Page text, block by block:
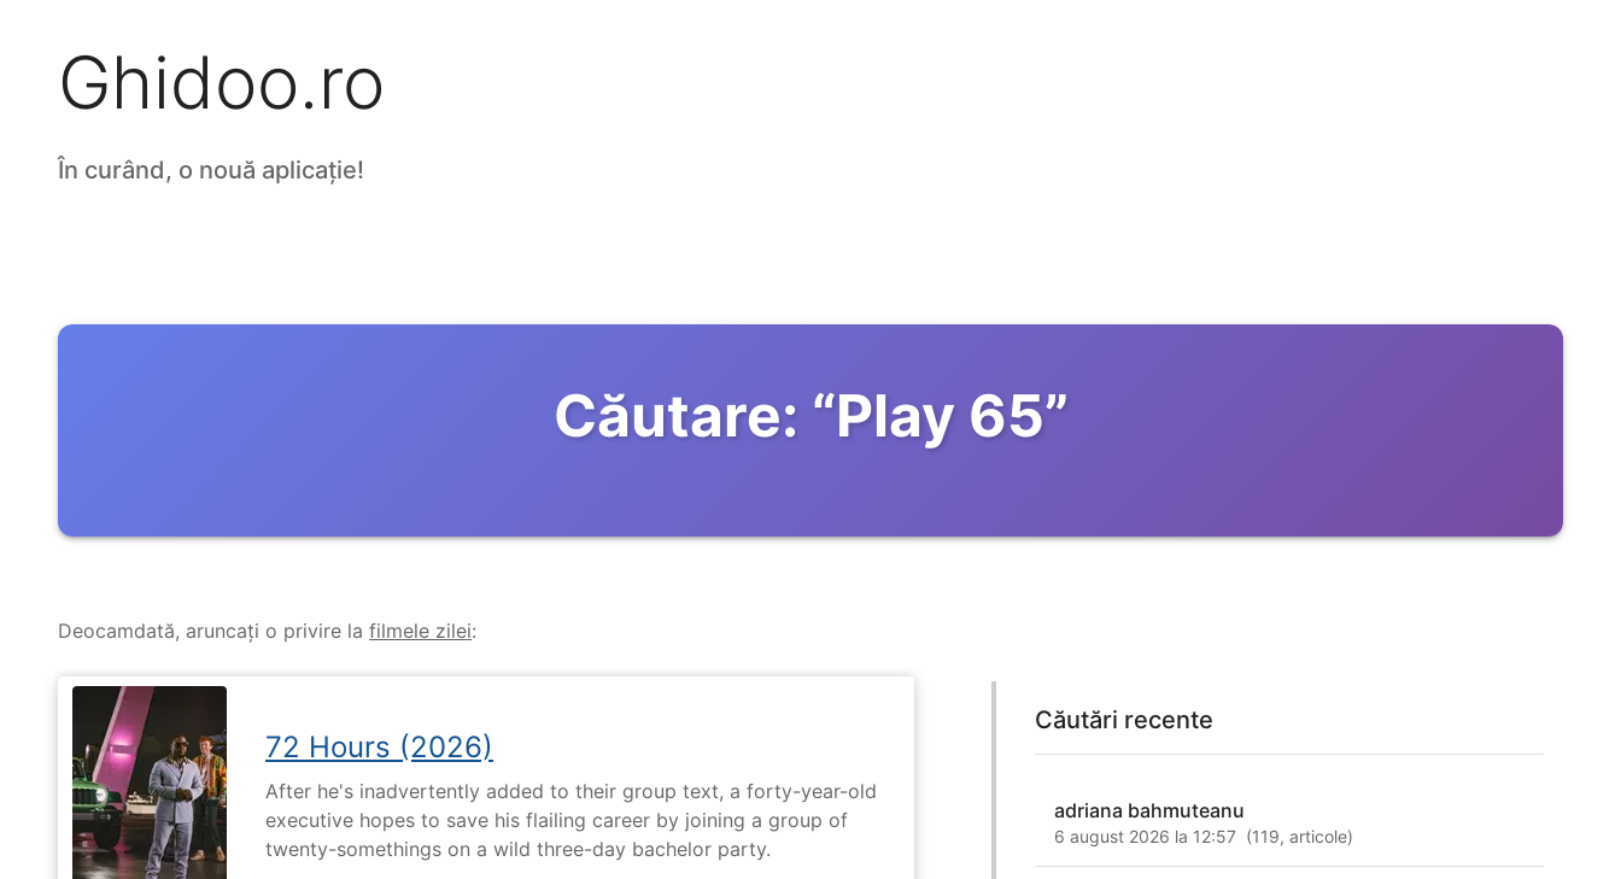
Ghidoo.ro
În curând, o nouă aplicație!
Căutare: “Play 65”
Deocamdată, aruncați o privire la filmele zilei:
72 Hours (2026)
After he's inadvertently added to their group text, a forty-year-old
executive hopes to save his flailing career by joining a group of
twenty-somethings on a wild three-day bachelor party.
Căutări recente
adriana bahmuteanu
6 august 2026 la 12:57 (119,articole)